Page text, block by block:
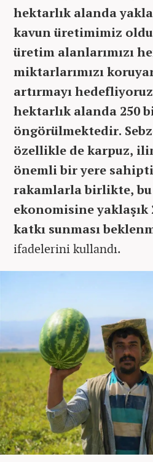
hektarlık alanda
kavun üretimimiz
üretim alanlarımızı
miktarlarımızı
artırmayı
hektarlık alanda 250
öngörülmektedir.
özellikle de karpuz,
önemli bir yere
rakamlarla birlikte,
ekonomisine
katkı sunması
ifadelerini kullandı.